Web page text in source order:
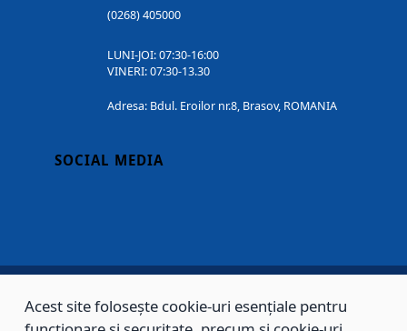
(0268) 405000
LUNI-JOI: 07:30-16:00
VINERI: 07:30-13.30
Adresa: Bdul. Eroilor nr.8, Brasov, ROMANIA
SOCIAL MEDIA
Copyright © 2002 - 2026 - PRIMĂRIA MUNICIPIULUI BRAȘOV, toate drepturile
Acest site folosește cookie-uri esențiale pentru